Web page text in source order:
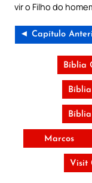
vir o Filho do
◄ Capítulo
Bíblia
Marcos
Visit